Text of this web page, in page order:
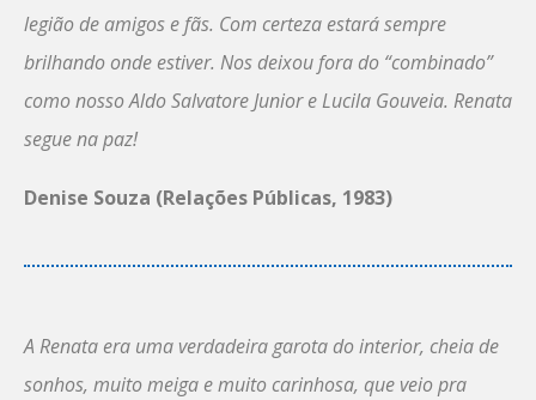
legião de amigos e fãs. Com certeza estará sempre
brilhando onde estiver. Nos deixou fora do “combinado”
como nosso Aldo Salvatore Junior e Lucila Gouveia. Renata
segue na paz!
Denise Souza (Relações Públicas, 1983)
A Renata era uma verdadeira garota do interior, cheia de
sonhos, muito meiga e muito carinhosa, que veio pra